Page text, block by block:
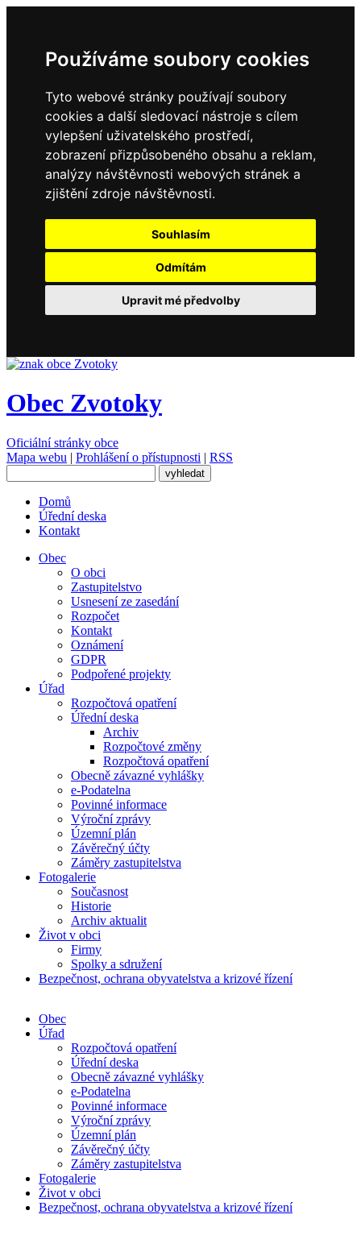
Používáme soubory cookies
Tyto webové stránky používají soubory
cookies a další sledovací nástroje s cílem
vylepšení uživatelského prostředí,
zobrazení přizpůsobeného obsahu a reklam,
analýzy návštěvnosti webových stránek a
zjištění zdroje návštěvnosti.
Souhlasím
Odmítám
Upravit mé předvolby
Obec Zvotoky
Oficiální stránky obce
Mapa webu | Prohlášení o přístupnosti | RSS
Domů
Úřední deska
Kontakt
Obec
O obci
Zastupitelstvo
Usnesení ze zasedání
Rozpočet
Kontakt
Oznámení
GDPR
Podpořené projekty
Úřad
Rozpočtová opatření
Úřední deska
Archiv
Rozpočtové změny
Rozpočtová opatření
Obecně závazné vyhlášky
e-Podatelna
Povinné informace
Výroční zprávy
Územní plán
Závěrečný účty
Záměry zastupitelstva
Fotogalerie
Současnost
Historie
Archiv aktualit
Život v obci
Firmy
Spolky a sdružení
Bezpečnost, ochrana obyvatelstva a krizové řízení
Obec
Úřad
Rozpočtová opatření
Úřední deska
Obecně závazné vyhlášky
e-Podatelna
Povinné informace
Výroční zprávy
Územní plán
Závěrečný účty
Záměry zastupitelstva
Fotogalerie
Život v obci
Bezpečnost, ochrana obyvatelstva a krizové řízení